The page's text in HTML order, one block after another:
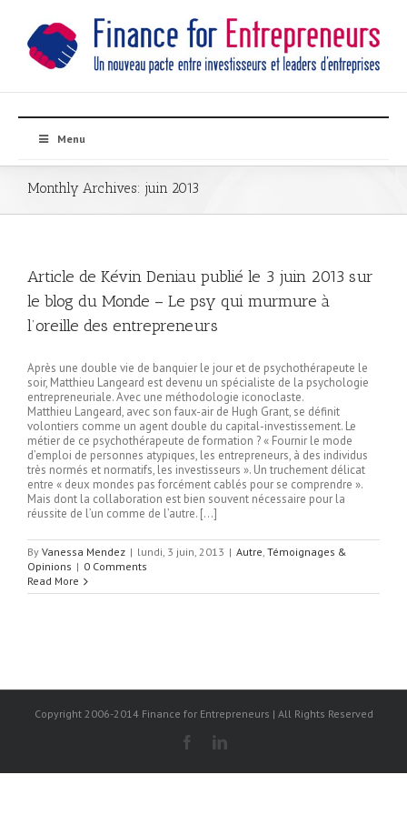
Menu
Monthly Archives: juin 2013
Article de Kévin Deniau publié le 3 juin 2013 sur
le blog du Monde – Le psy qui murmure à
l’oreille des entrepreneurs
Après une double vie de banquier le jour et de psychothérapeute le
soir, Matthieu Langeard est devenu un spécialiste de la psychologie
entrepreneuriale. Avec une méthodologie iconoclaste.
Matthieu Langeard, avec son faux-air de Hugh Grant, se définit
volontiers comme un agent double du capital-investissement. Le
métier de ce psychothérapeute de formation ? « Fournir le mode
d’emploi de personnes atypiques, les entrepreneurs, à des individus
très normés et normatifs, les investisseurs ». Un truchement délicat
entre « deux mondes pas forcément cablés pour se comprendre ».
Mais dont la collaboration est bien souvent nécessaire pour la
réussite de l’un comme de l’autre. […]
By Vanessa Mendez | lundi, 3 juin, 2013 | Autre, Témoignages &
Opinions | 0 Comments
Read More
Copyright 2006-2014 Finance for Entrepreneurs | All Rights Reserved